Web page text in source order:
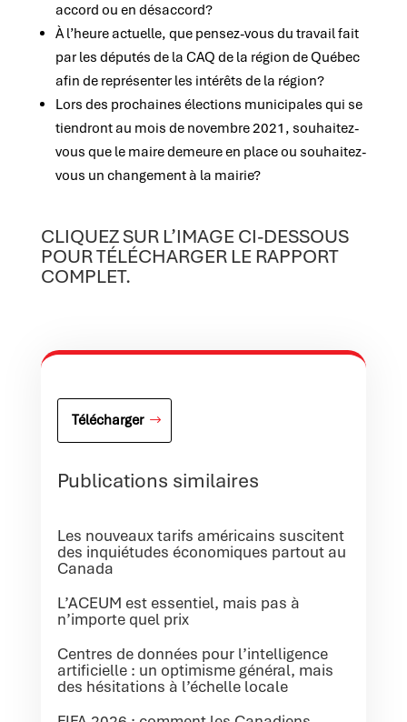
accord ou en désaccord?
À l’heure actuelle, que pensez-vous du travail fait
par les députés de la CAQ de la région de Québec
afin de représenter les intérêts de la région?
Lors des prochaines élections municipales qui se
tiendront au mois de novembre 2021, souhaitez-
vous que le maire demeure en place ou souhaitez-
vous un changement à la mairie?
CLIQUEZ SUR L’IMAGE CI-DESSOUS
POUR TÉLÉCHARGER LE RAPPORT
COMPLET.
Télécharger
Publications similaires
Les nouveaux tarifs américains suscitent
des inquiétudes économiques partout au
Canada
L’ACEUM est essentiel, mais pas à
n’importe quel prix
Centres de données pour l’intelligence
artificielle : un optimisme général, mais
des hésitations à l’échelle locale